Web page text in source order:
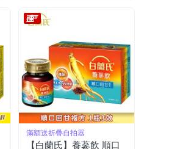
滿額送折疊自拍器
【白蘭氏】養蔘飲 順口